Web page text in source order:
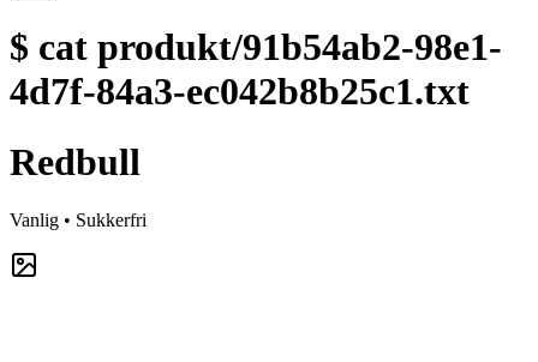
$ cat produkt/91b54ab2-98e1-
4d7f-84a3-ec042b8b25c1.txt
Redbull
Vanlig • Sukkerfri